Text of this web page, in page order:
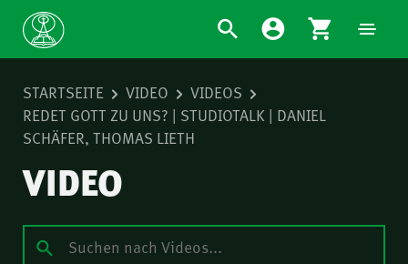
STARTSEITE VIDEO
VIDEOS
REDET GOTT ZU UNS? | STUDIOTALK | DANIEL
SCHÄFER, THOMAS LIETH
VIDEO